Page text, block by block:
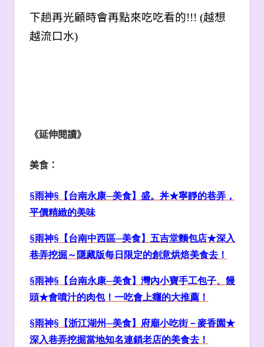
下趟再光顧時會再點來吃吃看的!!! (越想
越流口水)
《延伸閱讀》
美食：
§雨神§【台南永康─美食】盛。丼★寧靜的巷弄，
平價精緻的美味
§雨神§【台南中西區─美食】五吉堂麵包店★深入
巷弄挖掘～隱藏版每日限定的創意烘焙美食去！
§雨神§【台南永康─美食】灣內小寶手工包子、饅
頭★會噴汁的肉包！一吃會上癮的大推薦！
§雨神§【浙江湖州─美食】府廟小吃街－麥香園★
深入巷弄挖掘當地知名連鎖老店的美食去！